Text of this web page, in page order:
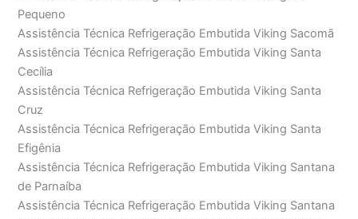
Pequeno
Assistência Técnica Refrigeração Embutida Viking Sacomã
Assistência Técnica Refrigeração Embutida Viking Santa
Cecília
Assistência Técnica Refrigeração Embutida Viking Santa
Cruz
Assistência Técnica Refrigeração Embutida Viking Santa
Efigênia
Assistência Técnica Refrigeração Embutida Viking Santana
de Parnaíba
Assistência Técnica Refrigeração Embutida Viking Santana